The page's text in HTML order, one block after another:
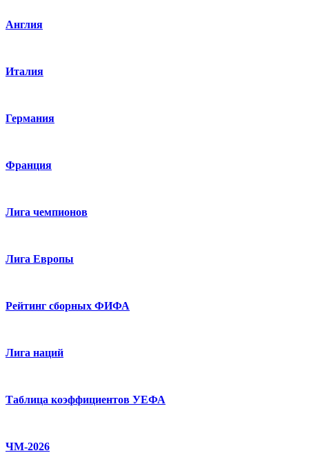
Англия
Италия
Германия
Франция
Лига чемпионов
Лига Европы
Рейтинг сборных ФИФА
Лига наций
Таблица коэффициентов УЕФА
ЧМ-2026